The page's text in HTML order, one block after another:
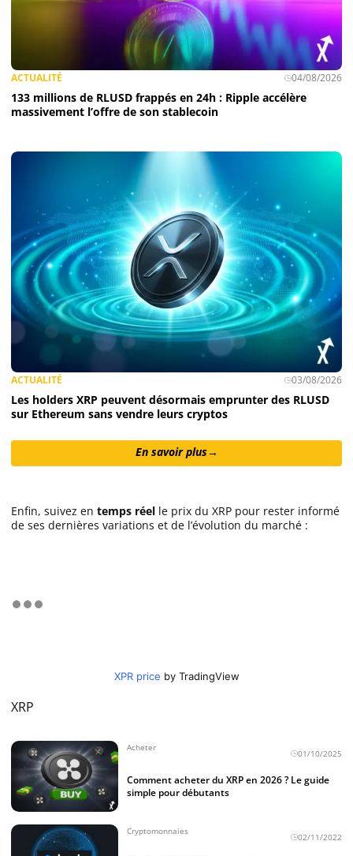
ACTUALITÉ 04/08/2026
133 millions de RLUSD frappés en 24h : Ripple accélère
massivement l’offre de son stablecoin
ACTUALITÉ 03/08/2026
Les holders XRP peuvent désormais emprunter des RLUSD
sur Ethereum sans vendre leurs cryptos
En savoir plus→
Enfin, suivez en temps réel le prix du XRP pour rester informé
de ses dernières variations et de l’évolution du marché :
XPR price by TradingView
XRP
Acheter
01/10/2025
Comment acheter du XRP en 2026 ? Le guide
simple pour débutants
Cryptomonnaies
02/11/2022